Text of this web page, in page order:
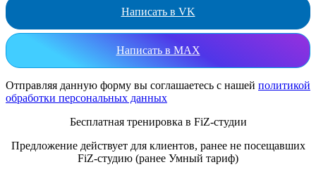
Написать в VK
Написать в MAX
Отправляя данную форму вы соглашаетесь с нашей политикой
обработки персональных данных
Бесплатная тренировка в FiZ-студии
Предложение действует для клиентов, ранее не посещавших
FiZ-студию (ранее Умный тариф)